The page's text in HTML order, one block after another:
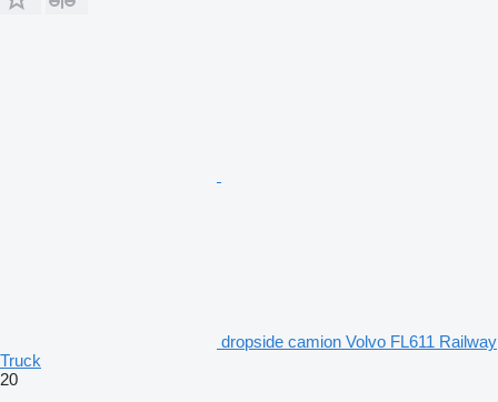
dropside camion Volvo FL611 Railway
Truck
20